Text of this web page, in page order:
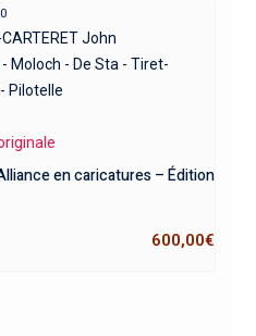
John
Moloch - De Sta - Tiret-
Pilotelle
en caricatures – Édition
600,00€